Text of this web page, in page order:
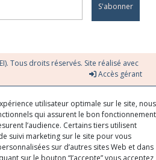
S'abonner
Tous droits réservés. Site réalisé avec
Accès gérant
utilisateur optimale sur le site, nous
qui assurent le bon fonctionnement
l’audience. Certains tiers utilisent
suivi marketing sur le site pour vous
sur d’autres sites Web et dans
sur le bouton “J’accepte” vous acceptez